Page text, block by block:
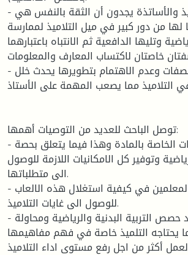
- أن معظم التلاميذ والأساتذة يجدون أن الثقة بالنفس هي
لها من دور كبير في ميل التلاميذ لممارسة
وتليها الدافعية ثم الانتباه باعتبارهما
خاصتان لاكتساب المعارف والمعلومات.
- أن غياب هذه الصفات وعدم الاهتمام بتطويرها يحدث خلل
التلاميذ مما يصعب المهمة على الأستاذ.
توصل الباحث للعديد من التوصيات أهمها:
- توفير كل الامكانيات الخاصة بالمادة وهذا فيما يتعلق بحصة
وتوفير كل الامكانيات اللازمة للوصول
الى متطلباتها.
- تكوين الاساتذة والمعلمين في كيفية استغلال هذه الالعاب
للوصول الى غايات التلاميذ.
- زيادة من عدد حصص التربية البدنية والرياضية ومحاولة
يحتاجه التلميذ خاصة في فهم مفاهيمها
أكثر من اجل رفع مستوى اداء التلاميذ.